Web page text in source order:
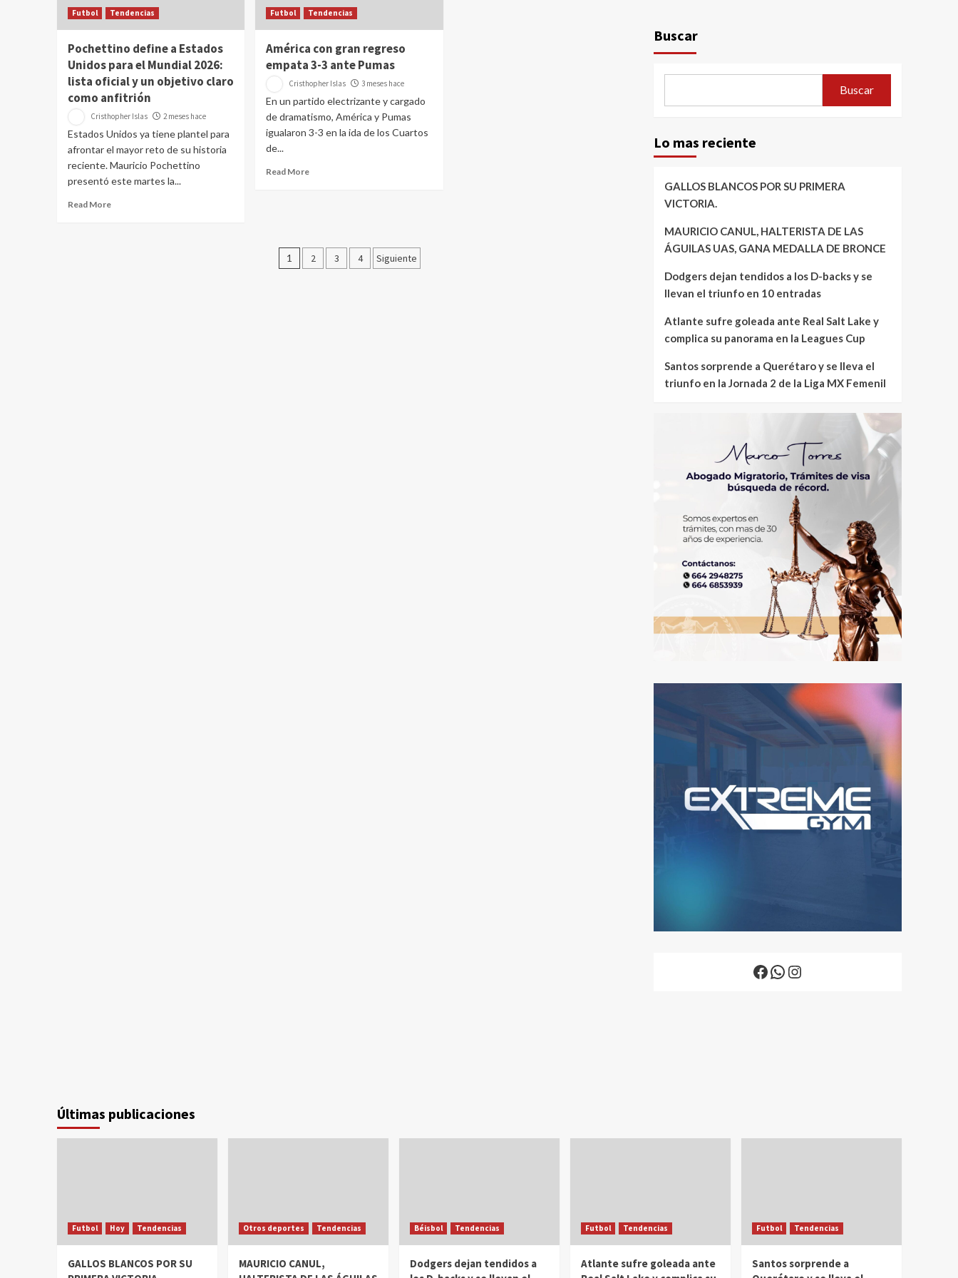
Futbol Tendencias
Pochettino define a Estados
Unidos para el Mundial 2026:
lista oficial y un objetivo claro
como anfitrión
Cristhopher Islas 2 meses hace
Estados Unidos ya tiene plantel para
afrontar el mayor reto de su historia
reciente. Mauricio Pochettino
presentó este martes la...
Read More
Futbol Tendencias
América con gran regreso
empata 3-3 ante Pumas
Cristhopher Islas 3 meses hace
En un partido electrizante y cargado
de dramatismo, América y Pumas
igualaron 3-3 en la ida de los Cuartos
de...
Read More
Paginación
1 2 3 4 Siguiente
Buscar
Buscar
Lo mas reciente
GALLOS BLANCOS POR SU PRIMERA
VICTORIA.
MAURICIO CANUL, HALTERISTA DE LAS
ÁGUILAS UAS, GANA MEDALLA DE BRONCE
Dodgers dejan tendidos a los D-backs y se
llevan el triunfo en 10 entradas
Atlante sufre goleada ante Real Salt Lake y
complica su panorama en la Leagues Cup
Santos sorprende a Querétaro y se lleva el
triunfo en la Jornada 2 de la Liga MX Femenil
Facebook
WhatsApp
Instagram
Últimas publicaciones
Futbol Hoy Tendencias
GALLOS BLANCOS POR SU
Otros deportes Tendencias
MAURICIO CANUL,
Béisbol Tendencias
Dodgers dejan tendidos a
Futbol Tendencias
Atlante sufre goleada ante
Futbol Tendencias
Santos sorprende a